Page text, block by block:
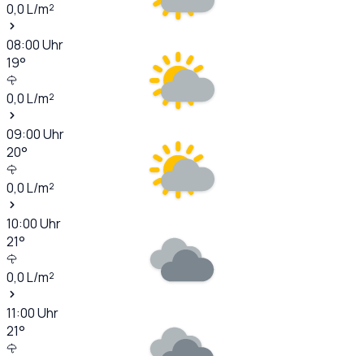
0,0L/m²
08:00Uhr
19°
0,0L/m²
09:00Uhr
20°
0,0L/m²
10:00Uhr
21°
0,0L/m²
11:00Uhr
21°